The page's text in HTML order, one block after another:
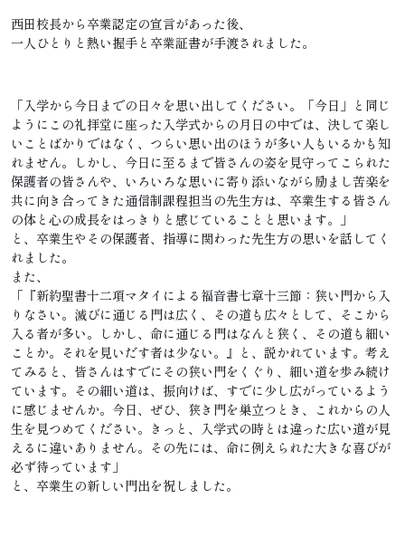
西田校長から卒業認定の宣言があった後、
一人ひとりと熱い握手と卒業証書が手渡されました。
「入学から今日までの日々を思い出してください。「今日」と同じ
ようにこの礼拝堂に座った入学式からの月日の中では、決して楽し
いことばかりではなく、つらい思い出のほうが多い人もいるかも知
れません。しかし、今日に至るまで皆さんの姿を見守ってこられた
保護者の皆さんや、いろいろな思いに寄り添いながら励まし苦楽を
共に向き合ってきた通信制課程担当の先生方は、卒業生する皆さん
の体と心の成長をはっきりと感じていることと思います。」
と、卒業生やその保護者、指導に関わった先生方の思いを話してく
れました。
また、
「『新約聖書十二項マタイによる福音書七章十三節：狭い門から入
りなさい。滅びに通じる門は広く、その道も広々として、そこから
入る者が多い。しかし、命に通じる門はなんと狭く、その道も細い
ことか。それを見いだす者は少ない。』と、説かれています。考え
てみると、皆さんはすでにその狭い門をくぐり、細い道を歩み続け
ています。その細い道は、振向けば、すでに少し広がっているよう
に感じませんか。今日、ぜひ、狭き門を巣立つとき、これからの人
生を見つめてください。きっと、入学式の時とは違った広い道が見
えるに違いありません。その先には、命に例えられた大きな喜びが
必ず待っています」
と、卒業生の新しい門出を祝しました。